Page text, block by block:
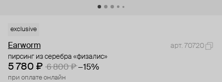
exclusive
Earworm
арт. 70720
пирсинг из серебра «физалис»
5 780 ₽ 6 800 ₽ −15%
при оплате онлайн